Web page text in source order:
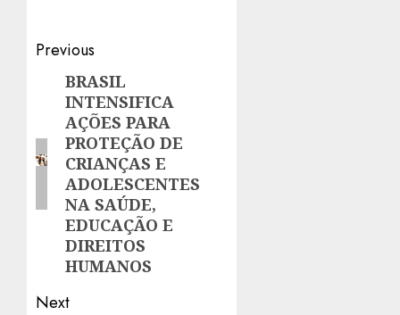
Post
navigation
Previous
Previous
post:
BRASIL
INTENSIFICA
AÇÕES PARA
PROTEÇÃO DE
CRIANÇAS E
ADOLESCENTES
NA SAÚDE,
EDUCAÇÃO E
DIREITOS
HUMANOS
Next